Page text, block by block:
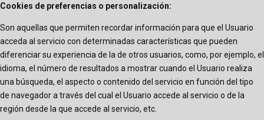
Cookies de preferencias o personalización:
Son aquellas que permiten recordar información para que el Usuario
acceda al servicio con determinadas características que pueden
diferenciar su experiencia de la de otros usuarios, como, por ejemplo, el
idioma, el número de resultados a mostrar cuando el Usuario realiza
una búsqueda, el aspecto o contenido del servicio en función del tipo
de navegador a través del cual el Usuario accede al servicio o de la
región desde la que accede al servicio, etc.